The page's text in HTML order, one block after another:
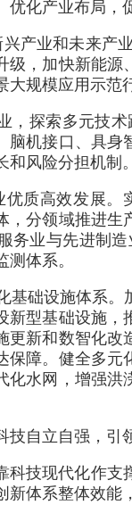
优化产业布局，
兴产业和未来
级，加快新能
大规模应用示范
，探索多元技
脑机接口、具
和风险分担机
优质高效发展
，分领域推进
务业与先进制
体系。
基础设施体系
新型基础设施
更新和数智化
保障。健全多
化水网，增强
技自立自强，引
科技现代化作
新体系整体效